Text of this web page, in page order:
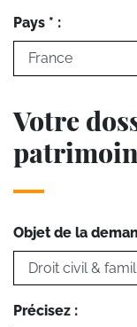
Pays * :
Votre
Objet de la
Précisez :